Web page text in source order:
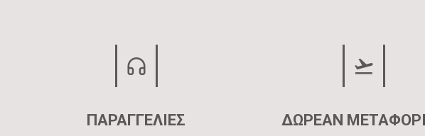
ΠΑΡΑΓΓΕΛΙΕΣ ΔΩΡΕΑΝ